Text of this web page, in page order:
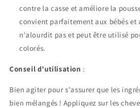
contre la casse et améliore la
convient parfaitement aux bébés et
n'alourdit pas et peut être utilisé
colorés.
Conseil d'utilisation :
Bien agiter pour s'assurer que les
bien mélangés ! Appliquez sur les